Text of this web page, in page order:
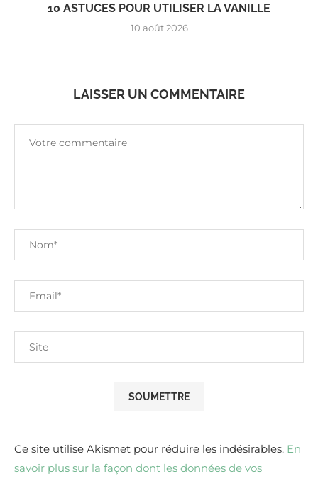
10 ASTUCES POUR UTILISER LA VANILLE
10 août 2026
LAISSER UN COMMENTAIRE
Ce site utilise Akismet pour réduire les indésirables. En
savoir plus sur la façon dont les données de vos